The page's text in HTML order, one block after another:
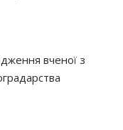
вченої з